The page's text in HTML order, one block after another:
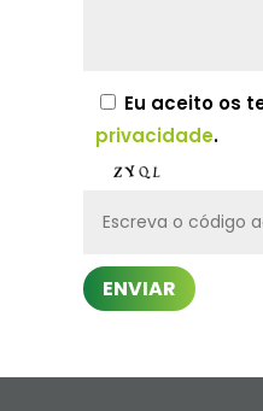
Eu aceito os
privacidade.
ENVIAR